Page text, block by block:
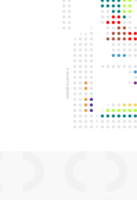
ЛЕВЫЙ БАЛКОН А
22
23
24
25
2
3
4
5
1
2
3
4